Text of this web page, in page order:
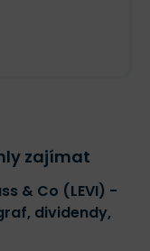
zajímat
& Co (LEVI) -
dividendy,